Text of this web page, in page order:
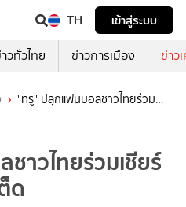
TH
เข้าสู่ระบบ
วทั่วไทย ข่าวการเมือง ข่าว
"ทรู" ปลุกแฟนบอลชาวไทยร่วม
าวไทยร่วมเชียร์
ด